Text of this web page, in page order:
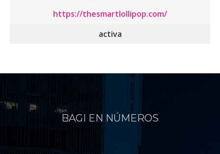
https://thesmartlollipop.com/
activa
BAGI EN NÚMEROS